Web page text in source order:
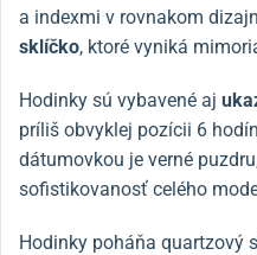
a indexmi v rovnakom
sklíčko, ktoré vyniká
Hodinky sú vybavené aj
príliš obvyklej pozícii 6
dátumovkou je verné
sofistikovanosť celého
Hodinky poháňa quartzový